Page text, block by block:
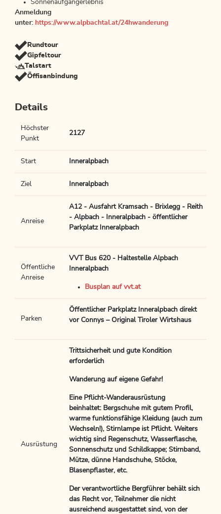
Sonnenaufgangerlebnis
Anmeldung
unter: https://www.alpbachtal.at/24hwanderung
Rundtour
Gipfeltour
Talstart
Öffisanbindung
Details
Höchster
Punkt
2127
Start Inneralpbach
Ziel Inneralpbach
Anreise
A12 - Ausfahrt Kramsach - Brixlegg - Reith
- Alpbach - Inneralpbach - öffentlicher
Parkplatz Inneralpbach
Öffentliche
Anreise
VVT Bus 620 - Haltestelle Alpbach
Inneralpbach
Busplan auf vvt.at
Parken
Öffentlicher Parkplatz Inneralpbach direkt
vor Connys – Original Tiroler Wirtshaus
Ausrüstung
Trittsicherheit und gute Kondition
erforderlich
Wanderung auf eigene Gefahr!
Eine Pflicht-Wanderausrüstung
beinhaltet: Bergschuhe mit gutem Profil,
warme funktionsfähige Kleidung (auch zum
Wechseln!), Stirnlampe ist Pflicht. Weiters
wichtig sind Regenschutz, Wasserflasche,
Sonnenschutz und Schildkappe; Stirnband,
Mütze, dünne Handschuhe, Stöcke,
Blasenpflaster, etc.
Der verantwortliche Bergführer behält sich
das Recht vor, Teilnehmer die nicht
ausreichend ausgestattet sind, von der